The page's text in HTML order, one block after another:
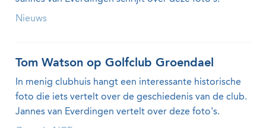
Nieuws
Tom Watson op Golfclub Groendael
In menig clubhuis hangt een interessante historische
foto die iets vertelt over de geschiedenis van de club.
Jannes van Everdingen vertelt over deze foto's.